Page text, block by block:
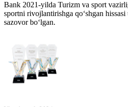
Bank 2021-yilda Turizm va sport
sportni rivojlantirishga qo‘shgan
sazovor bo‘lgan.